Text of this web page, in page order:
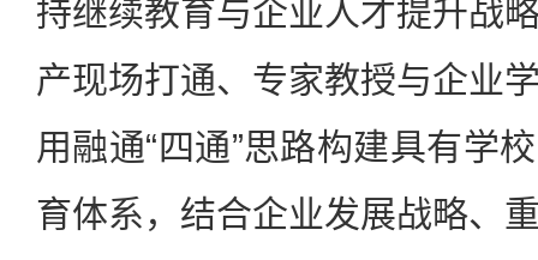
持继续教育与企业人才提升战
产现场打通、专家教授与企业
用融通“四通”思路构建具有学
育体系，结合企业发展战略、